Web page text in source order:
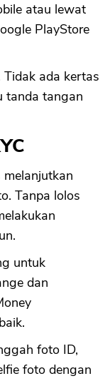
atau lewat
PlayStore
Tidak ada kertas
tanda tangan
melanjutkan
Tanpa lolos
untuk
dan
foto ID,
foto dengan